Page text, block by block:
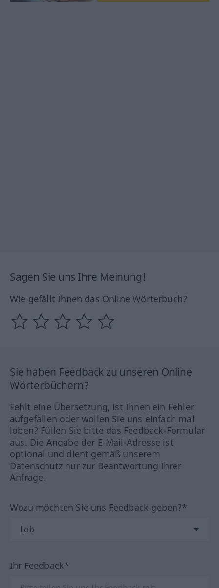
Sagen Sie uns Ihre Meinung!
Wie gefällt Ihnen das Online Wörterbuch?
Sie haben Feedback zu unseren Online
Wörterbüchern?
Fehlt eine Übersetzung, ist Ihnen ein Fehler
aufgefallen oder wollen Sie uns einfach mal
loben? Füllen Sie bitte das Feedback-Formular
aus. Die Angabe der E-Mail-Adresse ist
optional und dient gemäß unserem
Datenschutz nur zur Beantwortung Ihrer
Anfrage.
Wozu möchten Sie uns Feedback geben?*
Ihr Feedback*